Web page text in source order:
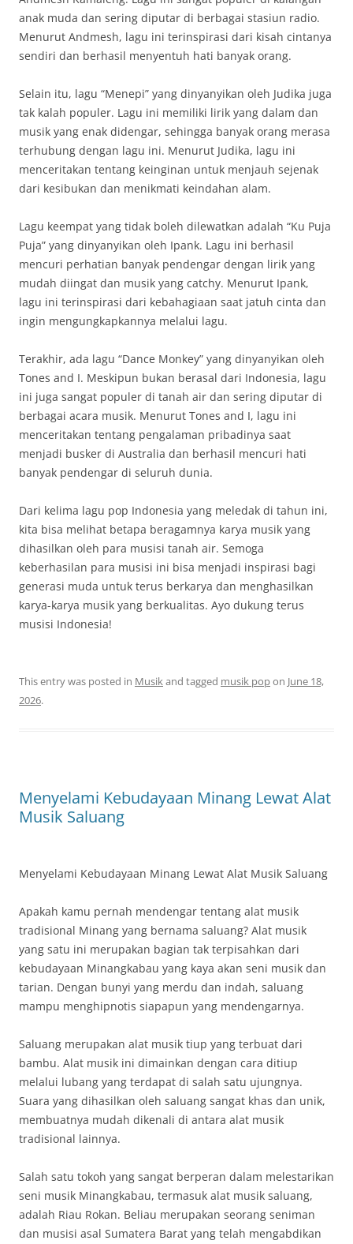
anak muda dan sering diputar di berbagai stasiun radio.
Menurut Andmesh, lagu ini terinspirasi dari kisah cintanya
sendiri dan berhasil menyentuh hati banyak orang.
Selain itu, lagu “Menepi” yang dinyanyikan oleh Judika juga
tak kalah populer. Lagu ini memiliki lirik yang dalam dan
musik yang enak didengar, sehingga banyak orang merasa
terhubung dengan lagu ini. Menurut Judika, lagu ini
menceritakan tentang keinginan untuk menjauh sejenak
dari kesibukan dan menikmati keindahan alam.
Lagu keempat yang tidak boleh dilewatkan adalah “Ku Puja
Puja” yang dinyanyikan oleh Ipank. Lagu ini berhasil
mencuri perhatian banyak pendengar dengan lirik yang
mudah diingat dan musik yang catchy. Menurut Ipank,
lagu ini terinspirasi dari kebahagiaan saat jatuh cinta dan
ingin mengungkapkannya melalui lagu.
Terakhir, ada lagu “Dance Monkey” yang dinyanyikan oleh
Tones and I. Meskipun bukan berasal dari Indonesia, lagu
ini juga sangat populer di tanah air dan sering diputar di
berbagai acara musik. Menurut Tones and I, lagu ini
menceritakan tentang pengalaman pribadinya saat
menjadi busker di Australia dan berhasil mencuri hati
banyak pendengar di seluruh dunia.
Dari kelima lagu pop Indonesia yang meledak di tahun ini,
kita bisa melihat betapa beragamnya karya musik yang
dihasilkan oleh para musisi tanah air. Semoga
keberhasilan para musisi ini bisa menjadi inspirasi bagi
generasi muda untuk terus berkarya dan menghasilkan
karya-karya musik yang berkualitas. Ayo dukung terus
musisi Indonesia!
This entry was posted in Musikand tagged musik popon June 18,
2026.
Menyelami Kebudayaan Minang Lewat Alat
Musik Saluang
Menyelami Kebudayaan Minang Lewat Alat Musik Saluang
Apakah kamu pernah mendengar tentang alat musik
tradisional Minang yang bernama saluang? Alat musik
yang satu ini merupakan bagian tak terpisahkan dari
kebudayaan Minangkabau yang kaya akan seni musik dan
tarian. Dengan bunyi yang merdu dan indah, saluang
mampu menghipnotis siapapun yang mendengarnya.
Saluang merupakan alat musik tiup yang terbuat dari
bambu. Alat musik ini dimainkan dengan cara ditiup
melalui lubang yang terdapat di salah satu ujungnya.
Suara yang dihasilkan oleh saluang sangat khas dan unik,
membuatnya mudah dikenali di antara alat musik
tradisional lainnya.
Salah satu tokoh yang sangat berperan dalam melestarikan
seni musik Minangkabau, termasuk alat musik saluang,
adalah Riau Rokan. Beliau merupakan seorang seniman
dan musisi asal Sumatera Barat yang telah mengabdikan